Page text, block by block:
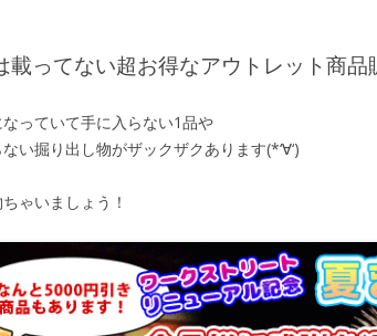
載ってない超お得なアウトレット商品
っていて手に入らない1品や
い掘り出し物がザックザクあります(*‘∀‘)
ゃいましょう！